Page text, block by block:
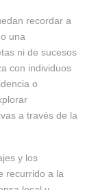
recordar a
una
ni de sucesos
con individuos
o
a través de la
y los
recurrido a la